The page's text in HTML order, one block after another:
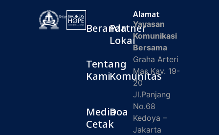
Beranda
Tentang
Kami
Media
Cetak
Partner
Lokal
Komunitas
Doa
Alamat
Yayasan
Komunikasi
Bersama
Graha Arteri
Mas Kav. 19-
20
Jl.Panjang
No.68
Kedoya –
Jakarta